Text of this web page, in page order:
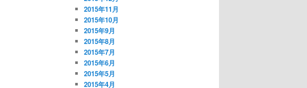
2015年11月
2015年10月
2015年9月
2015年8月
2015年7月
2015年6月
2015年5月
2015年4月